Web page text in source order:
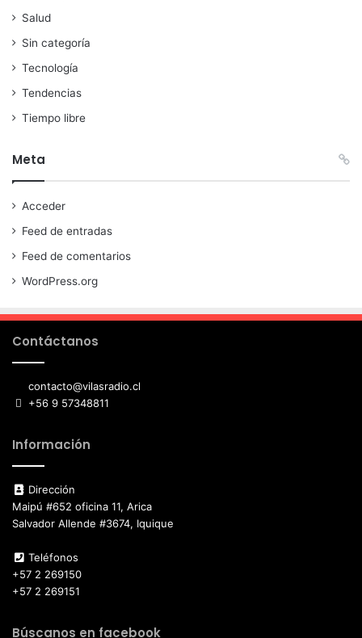
Salud
Sin categoría
Tecnología
Tendencias
Tiempo libre
Meta
Acceder
Feed de entradas
Feed de comentarios
WordPress.org
Contáctanos
contacto@vilasradio.cl
+56 9 57348811
Información
Dirección
Maipú #652 oficina 11, Arica
Salvador Allende #3674, Iquique
Teléfonos
+57 2 269150
+57 2 269151
Búscanos en facebook